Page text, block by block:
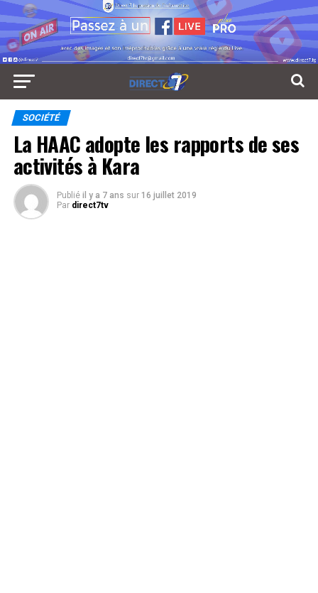
SOCIÉTÉ
La HAAC adopte les rapports de ses
activités à Kara
Publié il y a 7 ans sur 16 juillet 2019
Par direct7tv